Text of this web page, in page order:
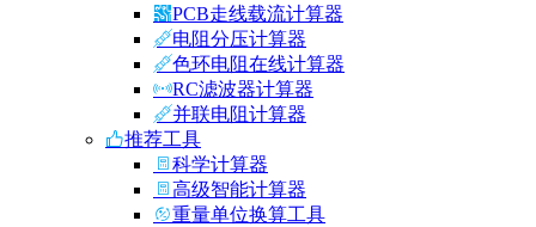
PCB走线载流计算器
电阻分压计算器
色环电阻在线计算器
RC滤波器计算器
并联电阻计算器
推荐工具
科学计算器
高级智能计算器
重量单位换算工具